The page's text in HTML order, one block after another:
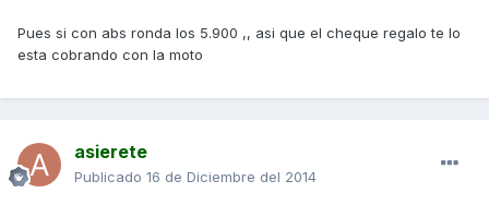
Pues si con abs ronda los 5.900 ,, asi que el cheque regalo te lo
esta cobrando con la moto
asierete
Publicado 16 de Diciembre del 2014